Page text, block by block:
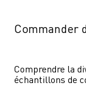
Commander
Comprendre la
échantillons de